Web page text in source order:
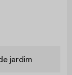
jardim